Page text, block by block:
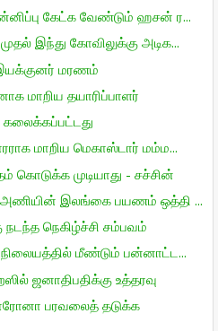
கேட்க வேண்டும் ஹசன் ர...
இந்து கோவிலுக்கு அடிக...
மரணம்
மாறிய தயாரிப்பாளர்
கலைக்கப்பட்டது
மாறிய மெகாஸ்டார் மம்ம...
கொடுக்க முடியாது - சச்சின்
அணியின் இலங்கை பயணம் ஒத்தி ...
நடந்த நெகிழ்ச்சி சம்பவம்
மீண்டும் பன்னாட்ட...
ஜனாதிபதிக்கு உத்தரவு
பரவலைத் தடுக்க